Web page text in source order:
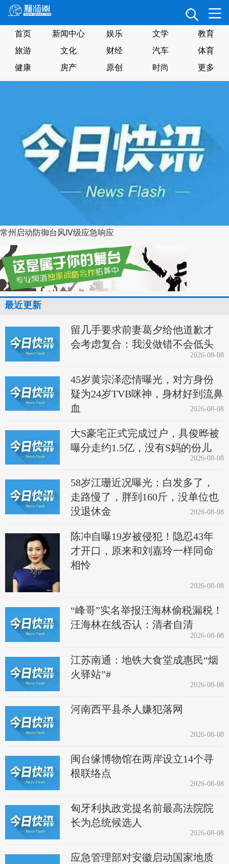
首页 新闻中心 娱乐 文学
教育
旅游
文化 财经 汽车
体育
健康
房产 原创 时尚 更多
常州启动防御台风Ⅳ级应急响应
最近更新
留几手要求前妻葛夕给他道歉才
会考虑复合：我没做错不会低头
2026-08-08
45岁黄宗泽恋情曝光，对方身份
疑为24岁TVB咪神，身材好到流鼻
血
2026-08-08
大S豪宅正式完成过户，具俊晔被
曝分走约1.5亿，没有S妈的份儿
2026-08-08
58岁江珊近况曝光：白发多了，
走路慢了，胖到160斤，没单位也
没退休金
2026-08-08
陈冲自曝19岁被侵犯！隐忍43年
才开口，原来和刘嘉玲一样同命
相怜
2026-08-08
“峰哥”实名举报汪海林偷税漏税！
汪海林在线否认：清者自清
2026-08-08
江苏南通：地铁大食堂成惠民“烟
火驿站”#
2026-08-08
河南西平县杀人嫌犯落网
2026-08-08
闽台缘博物馆在两岸设立14个寻
根联络点
2026-08-08
匈牙利执政党提名前最高法院院
长为总统候选人
2026-08-08
应急管理部对安徽启动国家地质